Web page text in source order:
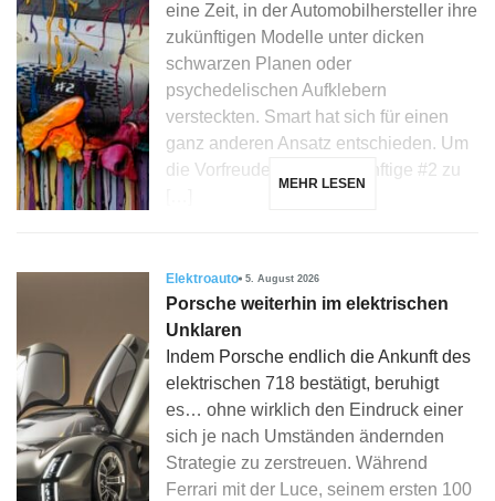
eine Zeit, in der Automobilhersteller ihre
zukünftigen Modelle unter dicken
schwarzen Planen oder
psychedelischen Aufklebern
versteckten. Smart hat sich für einen
ganz anderen Ansatz entschieden. Um
die Vorfreude auf die zukünftige #2 zu
MEHR LESEN
Elektroauto 5. August 2026
Porsche weiterhin im elektrischen
Unklaren
Indem Porsche endlich die Ankunft des
elektrischen 718 bestätigt, beruhigt
es… ohne wirklich den Eindruck einer
sich je nach Umständen ändernden
Strategie zu zerstreuen. Während
Ferrari mit der Luce, seinem ersten 100